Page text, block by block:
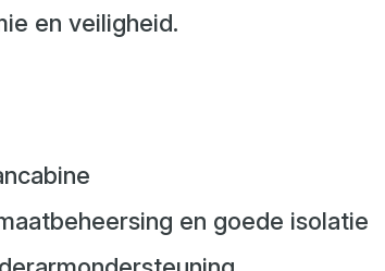
en veiligheid.
en goede isolatie